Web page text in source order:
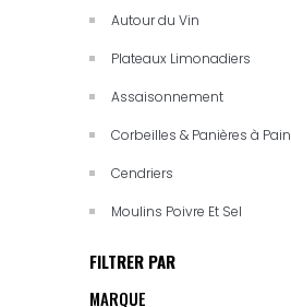
Autour du Vin
Plateaux Limonadiers
Assaisonnement
Corbeilles & Panières à Pain
Cendriers
Moulins Poivre Et Sel
FILTRER PAR
MARQUE